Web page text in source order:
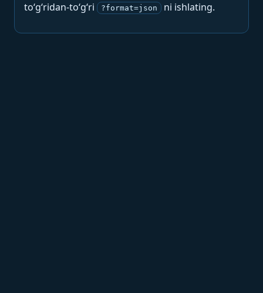
to‘g‘ridan-to‘g‘ri
?format=json ni ishlating.